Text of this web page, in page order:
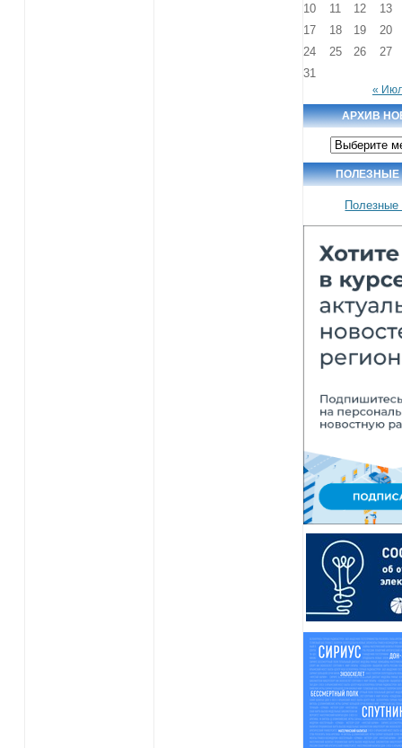
10
11 12
13
17
18 19
20
24
25 26
27
31
«
АРХИВ
Архив
новостей
Полезные